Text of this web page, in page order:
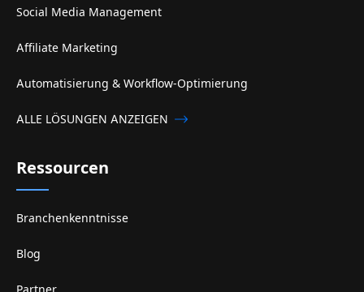
Social Media Management
Affiliate Marketing
Automatisierung & Workflow-Optimierung
ALLE LÖSUNGEN ANZEIGEN
Ressourcen
Branchenkenntnisse
Blog
Partner